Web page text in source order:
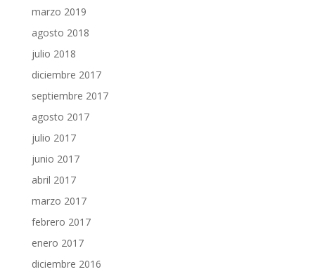
marzo 2019
agosto 2018
julio 2018
diciembre 2017
septiembre 2017
agosto 2017
julio 2017
junio 2017
abril 2017
marzo 2017
febrero 2017
enero 2017
diciembre 2016